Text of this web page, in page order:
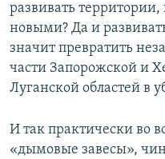
развивать
новыми? Да и
значит превратить
части Запорожской и
Луганской областей в
И так практически во
«дымовые завесы»,